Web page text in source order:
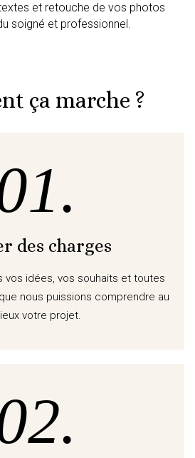
et retouche de vos photos
soigné et professionnel.
ça marche ?
des charges
vos idées, vos souhaits et toutes
nous puissions comprendre au
votre projet.